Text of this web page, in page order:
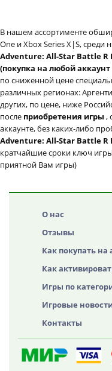
В нашем ассортименте
One и Xbox Series X|S, среди
Adventure: All-Star Battle R
(покупка на любой
по сниженной цене
различных регионах:
других, по цене, ниже
после приобретения игры ,
аккаунте, без каких-либо
Adventure: All-Star Battle R
кратчайшие сроки ключ
приятной Вам игры)
О нас
Отзывы
Как покупать на
Как
Игры по
Игровые
Контакты